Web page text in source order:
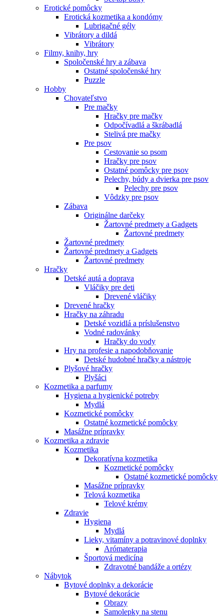
Erotické pomôcky
Erotická kozmetika a kondómy
Lubrigačné gély
Vibrátory a dildá
Vibrátory
Filmy, knihy, hry
Spoločenské hry a zábava
Ostatné spoločenské hry
Puzzle
Hobby
Chovateľstvo
Pre mačky
Hračky pre mačky
Odpočívadlá a škrábadlá
Stelivá pre mačky
Pre psov
Cestovanie so psom
Hračky pre psov
Ostatné pomôcky pre psov
Pelechy, búdy a dvierka pre psov
Pelechy pre psov
Vôdzky pre psov
Zábava
Originálne darčeky
Žartovné predmety a Gadgets
Žartovné predmety
Žartovné predmety
Žartovné predmety a Gadgets
Žartovné predmety
Hračky
Detské autá a doprava
Vláčiky pre deti
Drevené vláčiky
Drevené hračky
Hračky na záhradu
Detské vozidlá a príslušenstvo
Vodné radovánky
Hračky do vody
Hry na profesie a napodobňovanie
Detské hudobné hračky a nástroje
Plyšové hračky
Plyšáci
Kozmetika a parfumy
Hygiena a hygienické potreby
Mydlá
Kozmetické pomôcky
Ostatné kozmetické pomôcky
Masážne prípravky
Kozmetika a zdravie
Kozmetika
Dekoratívna kozmetika
Kozmetické pomôcky
Ostatné kozmetické pomôcky
Masážne prípravky
Telová kozmetika
Telové krémy
Zdravie
Hygiena
Mydlá
Lieky, vitamíny a potravinové doplnky
Arómaterapia
Športová medicína
Zdravotné bandáže a ortézy
Nábytok
Bytové doplnky a dekorácie
Bytové dekorácie
Obrazy
Samolepky na stenu